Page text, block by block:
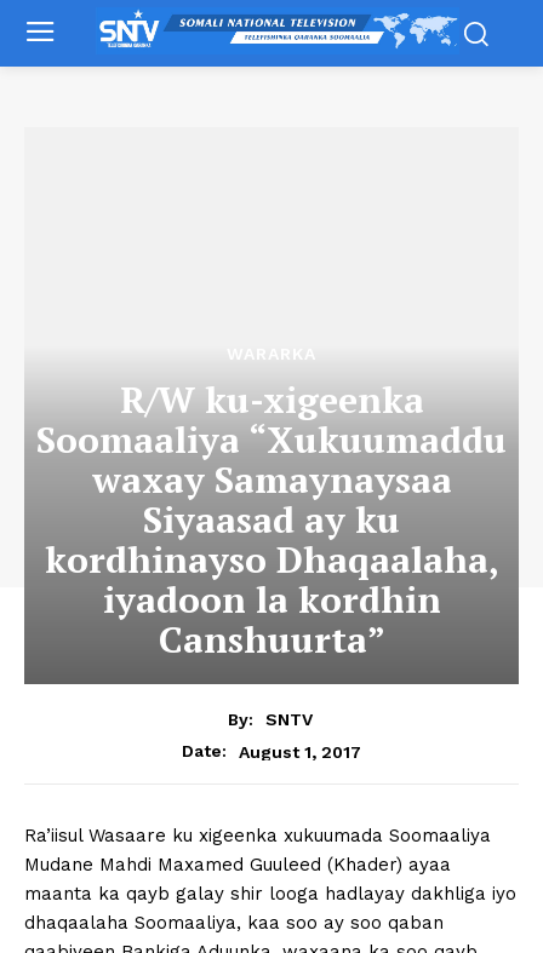
R/W ku-xigeenka
Soomaaliya “Xukuumaddu
waxay Samaynaysaa
Siyaasad ay ku
kordhinayso Dhaqaalaha,
iyadoon la kordhin
Canshuurta”
By:
SNTV
Date:
August 1, 2017
Ra’iisul Wasaare ku xigeenka xukuumada Soomaaliya
Mudane Mahdi Maxamed Guuleed (Khader) ayaa
maanta ka qayb galay shir looga hadlayay dakhliga iyo
dhaqaalaha Soomaaliya, kaa soo ay soo qaban